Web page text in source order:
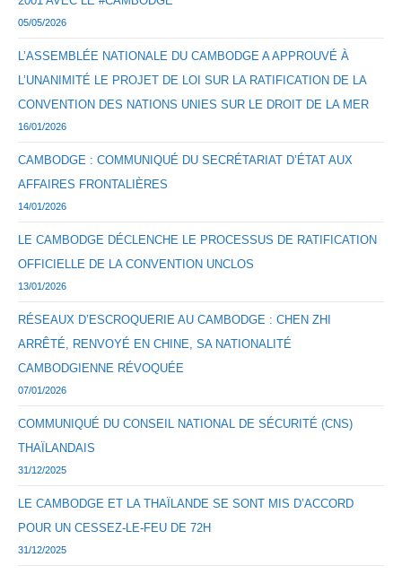
05/05/2026
L’ASSEMBLÉE NATIONALE DU CAMBODGE A APPROUVÉ À
L’UNANIMITÉ LE PROJET DE LOI SUR LA RATIFICATION DE LA
CONVENTION DES NATIONS UNIES SUR LE DROIT DE LA MER
16/01/2026
CAMBODGE : COMMUNIQUÉ DU SECRÉTARIAT D’ÉTAT AUX
AFFAIRES FRONTALIÈRES
14/01/2026
LE CAMBODGE DÉCLENCHE LE PROCESSUS DE RATIFICATION
OFFICIELLE DE LA CONVENTION UNCLOS
13/01/2026
RÉSEAUX D’ESCROQUERIE AU CAMBODGE : CHEN ZHI
ARRÊTÉ, RENVOYÉ EN CHINE, SA NATIONALITÉ
CAMBODGIENNE RÉVOQUÉE
07/01/2026
COMMUNIQUÉ DU CONSEIL NATIONAL DE SÉCURITÉ (CNS)
THAÏLANDAIS
31/12/2025
LE CAMBODGE ET LA THAÏLANDE SE SONT MIS D’ACCORD
POUR UN CESSEZ-LE-FEU DE 72H
31/12/2025